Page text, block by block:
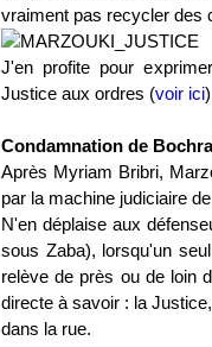
vraiment pas recycler des
J'en profite pour
Justice aux ordres (voir ici
Condamnation de
Après Myriam Bribri,
par la machine judiciaire
N'en déplaise aux
sous Zaba), lorsqu'un
relève de près ou de loin
directe à savoir : la
dans la rue.